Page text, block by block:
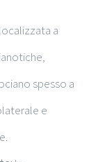
a
spesso a
e